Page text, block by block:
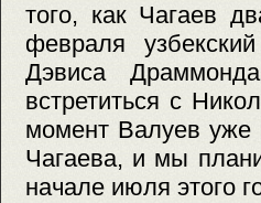
того, как Чагаев
февраля
Дэвиса
встретиться с
момент Валуев уже
Чагаева, и мы
начале июля этого